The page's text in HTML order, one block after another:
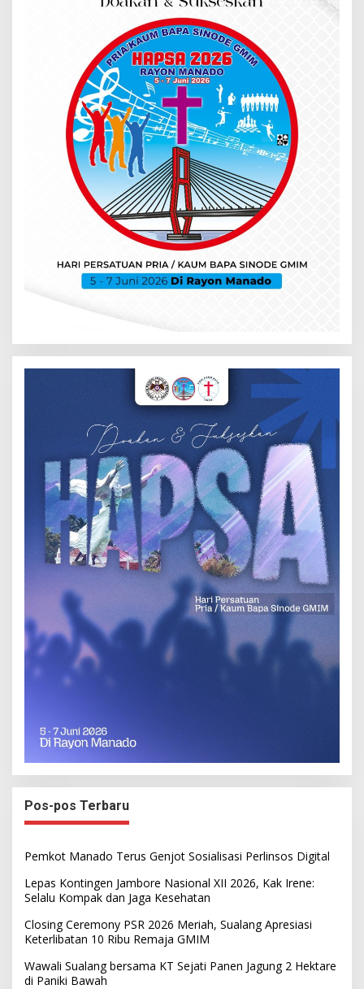
Pos-pos Terbaru
Pemkot Manado Terus Genjot Sosialisasi Perlinsos Digital
Lepas Kontingen Jambore Nasional XII 2026, Kak Irene:
Selalu Kompak dan Jaga Kesehatan
Closing Ceremony PSR 2026 Meriah, Sualang Apresiasi
Keterlibatan 10 Ribu Remaja GMIM
Wawali Sualang bersama KT Sejati Panen Jagung 2 Hektare
di Paniki Bawah